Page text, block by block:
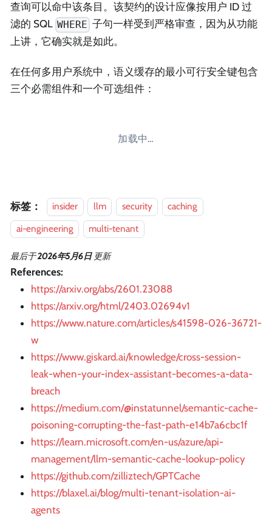
查询可以命中该条目。该契约的设计应像按用户 ID 过
滤的 SQL WHERE 子句一样受到严格审查，因为从功能
上讲，它确实就是如此。
在任何多用户系统中，语义缓存的最小可行安全键包含
三个必需组件和一个可选组件：
加载中…
标签： insider llm security
caching
ai-engineering
multi-tenant
最后于2026年5月6日 更新
References:
https://arxiv.org/abs/2601.23088
https://arxiv.org/html/2403.02694v1
https://www.nature.com/articles/s41598-026-36721-
w
https://www.giskard.ai/knowledge/cross-session-
leak-when-your-index-assistant-becomes-a-data-
breach
https://medium.com/@instatunnel/semantic-cache-
poisoning-corrupting-the-fast-path-e14b7a6cbc1f
https://learn.microsoft.com/en-us/azure/api-
management/llm-semantic-cache-lookup-policy
https://github.com/zilliztech/GPTCache
https://blaxel.ai/blog/multi-tenant-isolation-ai-
agents